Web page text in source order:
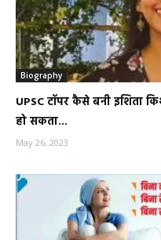
Biography
UPSC टॉपर कैसे बनी इशिता
हो सकता...
May 26, 2023